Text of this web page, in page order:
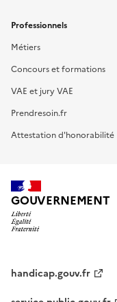
Professionnels
Métiers
Concours et formations
VAE et jury VAE
Prendresoin.fr
Attestation d'honorabilité
GOUVERNEMENT
handicap.gouv.fr